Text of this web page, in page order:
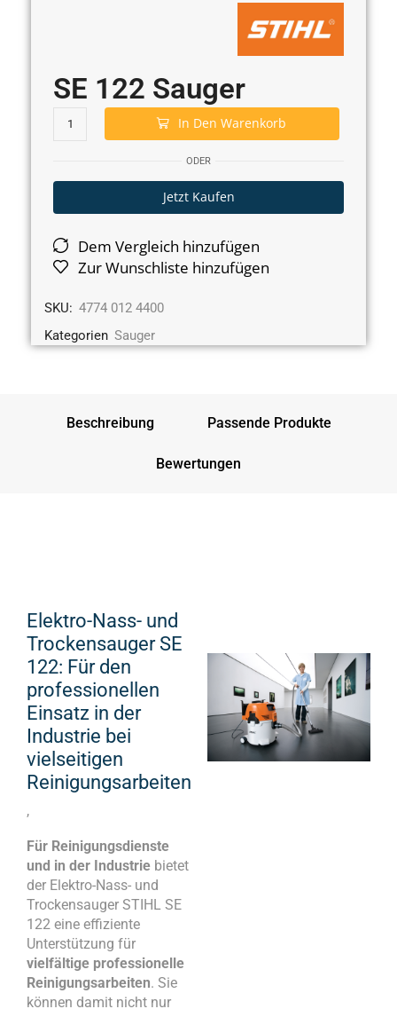
SE 122 Sauger
In Den Warenkorb
ODER
Jetzt Kaufen
Dem Vergleich hinzufügen
Zur Wunschliste hinzufügen
SKU: 4774 012 4400
Kategorien Sauger
Beschreibung Passende Produkte
Bewertungen
Elektro-Nass- und
Trockensauger SE
122: Für den
professionellen
Einsatz in der
Industrie bei
vielseitigen
Reinigungsarbeiten
,
Für Reinigungsdienste
und in der Industrie bietet
der Elektro-Nass- und
Trockensauger STIHL SE
122 eine effiziente
Unterstützung für
vielfältige professionelle
Reinigungsarbeiten. Sie
können damit nicht nur